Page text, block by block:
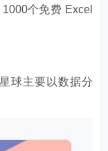
个免费 Excel
球主要以数据分